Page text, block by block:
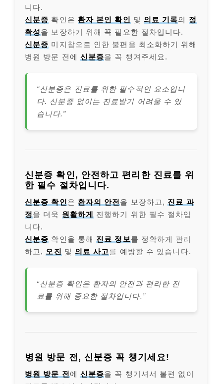
니다.
신분증 확인은 환자 본인 확인 및 의료 기록의 정
확성을 보장하기 위해 꼭 필요한 절차입니다.
신분증 미지참으로 인한 불편을 최소화하기 위해
병원 방문 전에 신분증을 꼭 챙겨주세요.
“신분증은 진료를 위한 필수적인 요소입니
다. 신분증 없이는 진료받기 어려울 수 있
습니다.”
신분증 확인, 안전하고 편리한 진료를 위
한 필수 절차입니다.
신분증 확인 은 환자의 안전 을 보장하고, 진료 과
정을 더욱 원활하게 진행하기 위한 필수 절차입
니다.
신분증 확인을 통해 진료 정보 를 정확하게 관리
하고, 오진 및 의료 사고를 예방할 수 있습니다.
“신분증 확인은 환자의 안전과 편리한 진
료를 위해 중요한 절차입니다.”
병원 방문 전, 신분증 꼭 챙기세요!
병원 방문 전 에 신분증을 꼭 챙기셔서 불편 없이